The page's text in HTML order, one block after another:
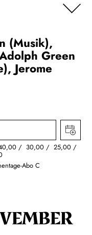
(Musik),
Green
Jerome
30,00 25,00
Abo C